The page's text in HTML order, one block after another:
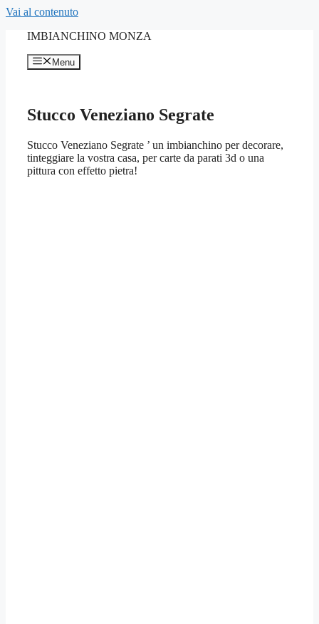
Vai al contenuto
IMBIANCHINO MONZA
Menu
Stucco Veneziano Segrate
Stucco Veneziano Segrate ’ un imbianchino per decorare,
tinteggiare la vostra casa, per carte da parati 3d o una
pittura con effetto pietra!